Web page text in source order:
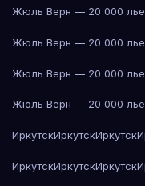
Жюль Верн — 20 000 лье
Жюль Верн — 20 000 лье
Жюль Верн — 20 000 лье
Жюль Верн — 20 000 лье
ИркутскИркутскИркутск
ИркутскИркутскИркутск